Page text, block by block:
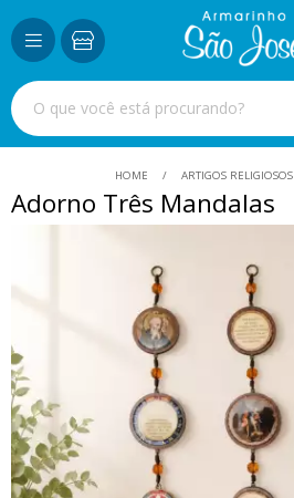
HOME ARTIGOS RELIGIOSOS
Adorno Três Mandalas